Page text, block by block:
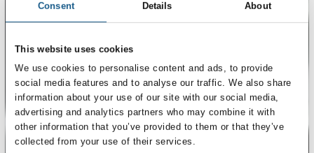
Consent Details About
This website uses cookies
We use cookies to personalise content and ads, to provide
social media features and to analyse our traffic. We also share
information about your use of our site with our social media,
advertising and analytics partners who may combine it with
other information that you’ve provided to them or that they’ve
collected from your use of their services.